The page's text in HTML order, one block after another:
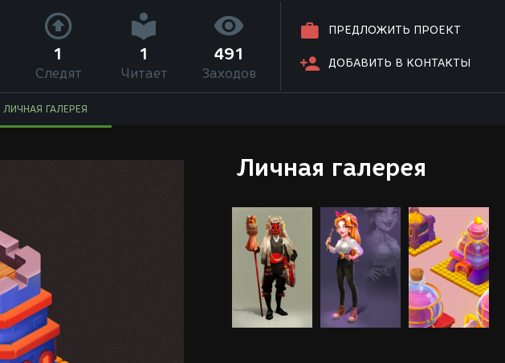
ПРЕДЛОЖИТЬ ПРОЕКТ
ДОБАВИТЬ В КОНТАКТЫ
1
Следят
1
Читает
491
Заходов
ЛИЧНАЯ ГАЛЕРЕЯ
Личная галерея